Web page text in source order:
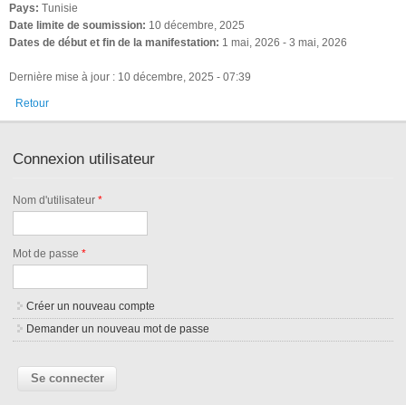
Pays: Tunisie
Date limite de soumission: 10 décembre, 2025
Dates de début et fin de la manifestation: 1 mai, 2026 - 3 mai, 2026
Dernière mise à jour : 10 décembre, 2025 - 07:39
Retour
Connexion utilisateur
Nom d'utilisateur*
Mot de passe*
Créer un nouveau compte
Demander un nouveau mot de passe